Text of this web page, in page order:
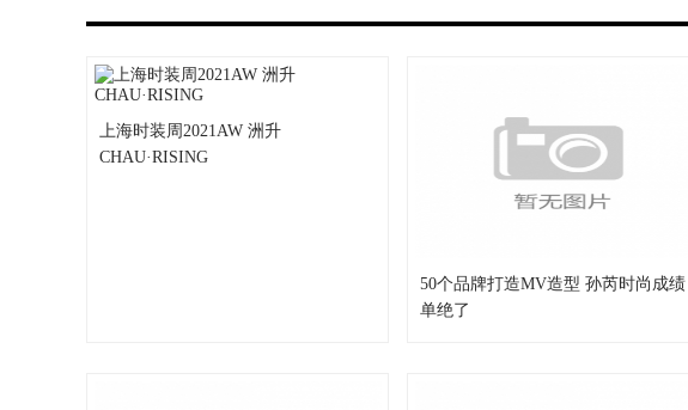
上海时装周2021AW 洲升
CHAU·RISING
50个品牌打造MV造型 孙芮时尚成绩
单绝了